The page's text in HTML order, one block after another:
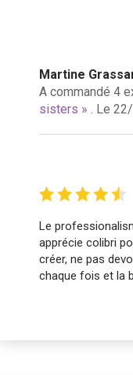
Martine
A commandé 4
sisters » . Le
Le
apprécie colibri
créer, ne pas
chaque fois et la